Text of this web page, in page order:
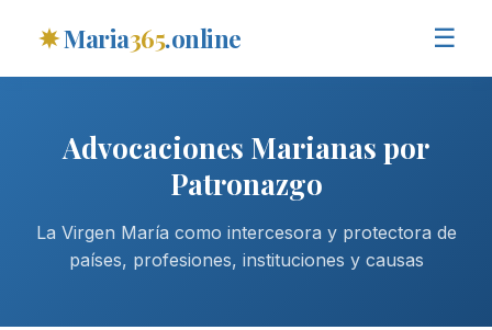
Maria365.online ☰
Advocaciones Marianas por
Patronazgo
La Virgen María como intercesora y protectora de
países, profesiones, instituciones y causas